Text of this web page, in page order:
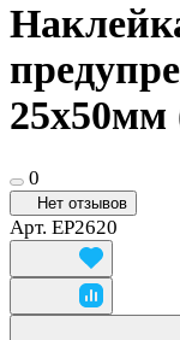
25х50мм
0
Нет отзывов
Арт. EP2620